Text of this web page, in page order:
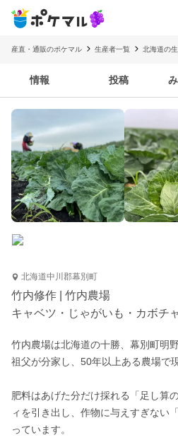
産直・通販のポケマル 生産者一覧 北海道の
情報 投稿
北海道中川郡幕別町
竹内修作 | 竹内農場
キャベツ・じゃがいも・カボチ
竹内農場は北海道の十勝、幕別町明
祖父が分家し、50年以上ある農場で
肥料はあげた分だけ採れる「足し算
ィを引き出し、作物に与えすぎない
っています。